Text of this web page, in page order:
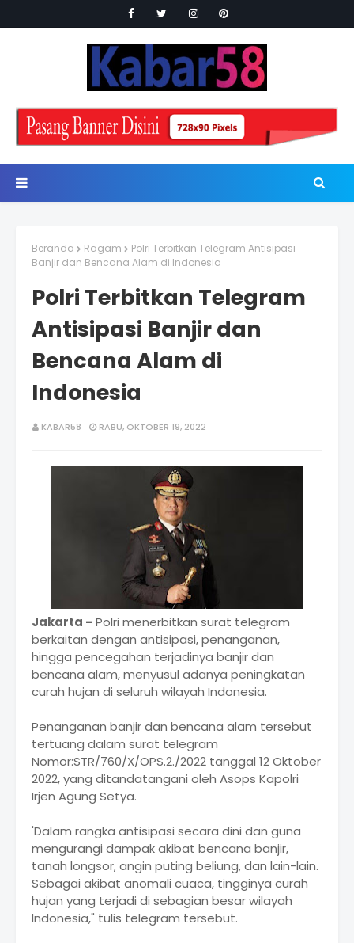
Beranda Ragam
Polri Terbitkan Telegram Antisipasi
Banjir dan Bencana Alam di Indonesia
Polri Terbitkan Telegram
Antisipasi Banjir dan
Bencana Alam di
Indonesia
KABAR58 RABU, OKTOBER 19, 2022
Jakarta - Polri menerbitkan surat telegram
berkaitan dengan antisipasi, penanganan,
hingga pencegahan terjadinya banjir dan
bencana alam, menyusul adanya peningkatan
curah hujan di seluruh wilayah Indonesia.
Penanganan banjir dan bencana alam tersebut
tertuang dalam surat telegram
Nomor:STR/760/X/OPS.2./2022 tanggal 12 Oktober
2022, yang ditandatangani oleh Asops Kapolri
Irjen Agung Setya.
'Dalam rangka antisipasi secara dini dan guna
mengurangi dampak akibat bencana banjir,
tanah longsor, angin puting beliung, dan lain-lain.
Sebagai akibat anomali cuaca, tingginya curah
hujan yang terjadi di sebagian besar wilayah
Indonesia," tulis telegram tersebut.